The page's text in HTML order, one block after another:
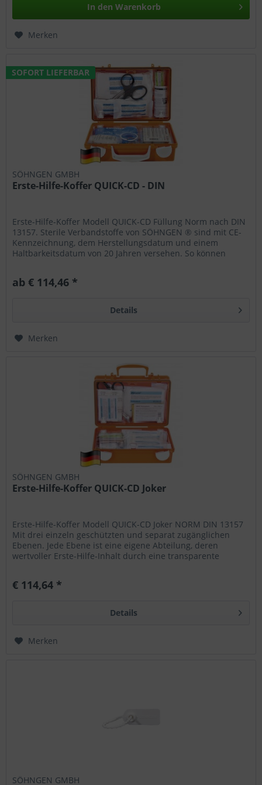
In den Warenkorb
Merken
SOFORT LIEFERBAR
SÖHNGEN GMBH
Erste-Hilfe-Koffer QUICK-CD - DIN
Erste-Hilfe-Koffer Modell QUICK-CD Füllung Norm nach DIN
13157. Sterile Verbandstoffe von SÖHNGEN ® sind mit CE-
Kennzeichnung, dem Herstellungsdatum und einem
Haltbarkeitsdatum von 20 Jahren versehen. So können
ab € 114,46 *
Details
Merken
SÖHNGEN GMBH
Erste-Hilfe-Koffer QUICK-CD Joker
Erste-Hilfe-Koffer Modell QUICK-CD Joker NORM DIN 13157
Mit drei einzeln geschützten und separat zugänglichen
Ebenen. Jede Ebene ist eine eigene Abteilung, deren
wertvoller Erste-Hilfe-Inhalt durch eine transparente
€ 114,64 *
Details
Merken
SÖHNGEN GMBH